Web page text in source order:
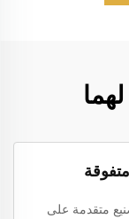
متقدمة على